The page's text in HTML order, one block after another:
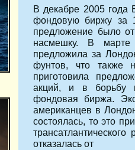
В декабре 2005 года
фондовую биржу за
предложение было
насмешку. В марте
предложила за
фунтов, что также
приготовила
акций, и в борьбу
фондовая биржа.
американцев в
состоялась, то это
отказалась от